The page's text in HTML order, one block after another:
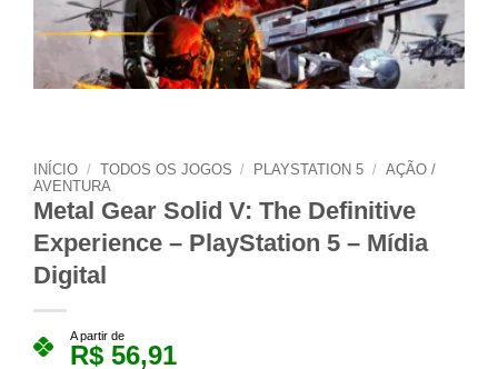
INÍCIO / TODOS OS JOGOS / PLAYSTATION 5 / AÇÃO /
AVENTURA
Metal Gear Solid V: The Definitive
Experience – PlayStation 5 – Mídia
Digital
A partir de
R$ 56,91